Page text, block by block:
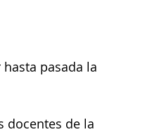
pasada la
docentes de la